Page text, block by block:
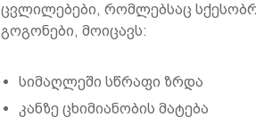
ცვლილებები, რომლებსაც
გოგონები, მოიცავს:
სიმაღლეში სწრაფი ზრდა
კანზე ცხიმიანობის მატება